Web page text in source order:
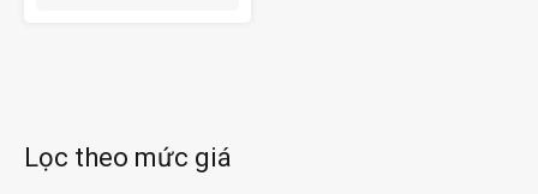
Lọc theo mức giá